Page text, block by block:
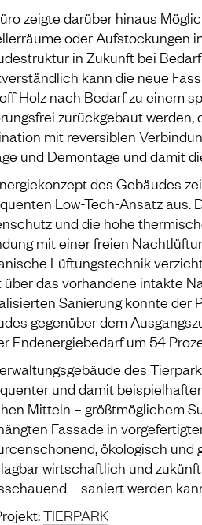
zeigte darüber hinaus
oder Aufstockungen
in Zukunft bei
kann die neue
Holz nach Bedarf zu einem
zurückgebaut
mit reversiblen
und Demontage und damit
des Gebäudes
Low-Tech-Ansatz aus.
und die hohe
mit einer freien
Lüftungstechnik
über das vorhandene intakte
Sanierung konnte der
gegenüber dem
Endenergiebedarf um 54
des
und damit
Mitteln – größtmöglichem
Fassade in
ökologisch und
wirtschaftlich und
– saniert werden
TIERPARK